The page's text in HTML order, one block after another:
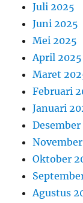
Juli 2025
Juni 2025
Mei 2025
April 2025
Maret
Februari
Januari
Oktober
Agustus